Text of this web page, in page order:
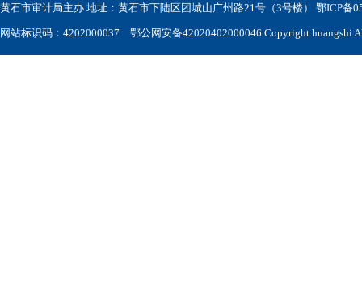
黄石市审计局主办 地址：黄石市下陆区团城山广州路21号（3号楼） 鄂ICP备
网站标识码：4202000037 鄂公网安备42020402000046 Copyright huangshi